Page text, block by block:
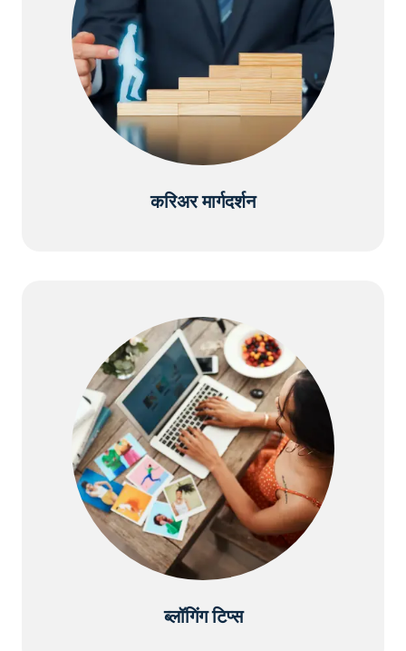
करिअर मार्गदर्शन
ब्लॉगिंग टिप्स